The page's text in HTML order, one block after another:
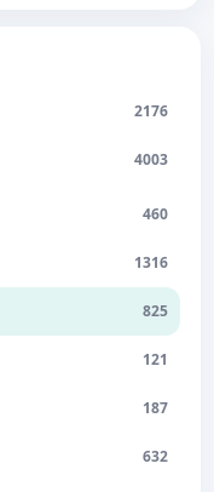
2176
4003
460
1316
825
121
187
632